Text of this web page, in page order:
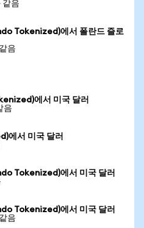
같음
Tokenized)에서 폴란드 즐로
음
에서 미국 달러
음
에서 미국 달러
Tokenized)에서 미국 달러
Tokenized)에서 미국 달러
음